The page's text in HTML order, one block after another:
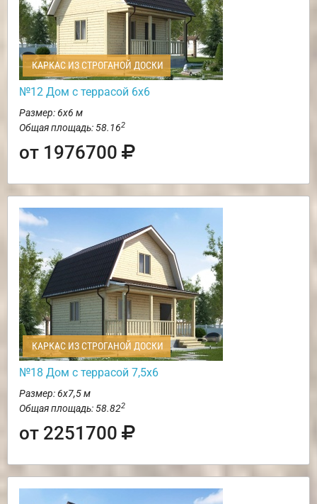
КАРКАС ИЗ СТРОГАНОЙ ДОСКИ
№12 Дом с террасой 6х6
Размер: 6х6 м
Общая площадь: 58.162
от 1976700
КАРКАС ИЗ СТРОГАНОЙ ДОСКИ
№18 Дом с террасой 7,5х6
Размер: 6х7,5 м
Общая площадь: 58.822
от 2251700